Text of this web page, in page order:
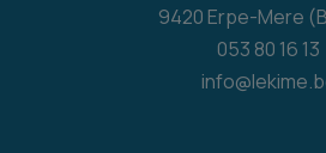
9420 Erpe-Mere
053 80 16 13